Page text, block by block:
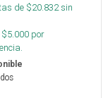
de $20.832sin
$5.000 por